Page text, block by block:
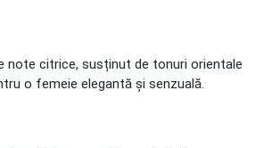
note citrice, susținut de tonuri orientale
o femeie elegantă și senzuală.